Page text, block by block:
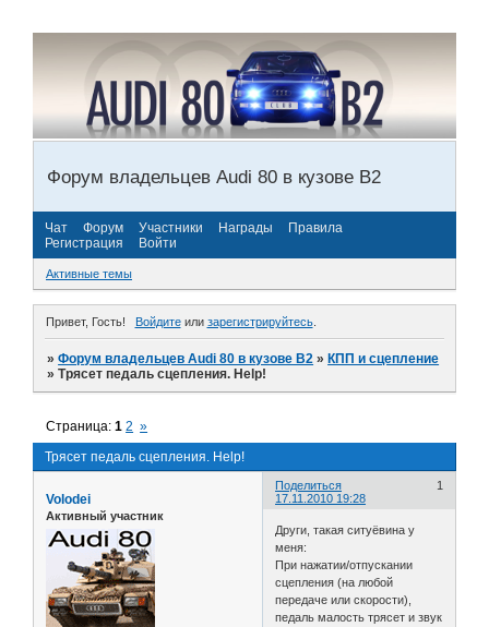
Форум владельцев Audi 80 в кузове В2
Чат Форум Участники Награды
Правила
Регистрация
Войти
Активные темы
Привет, Гость! Войдитеили зарегистрируйтесь.
»Форум владельцев Audi 80 в кузове В2 »КПП и сцепление
»Трясет педаль сцепления. Help!
Трясет педаль сцепления. Help!
Страница:1 2 »
Поделиться
1
17.11.2010 19:28
Volodei
Активный участник
Други, такая ситуёвина у
меня:
При нажатии/отпускании
сцепления (на любой
передаче или скорости),
педаль малость трясет и звук